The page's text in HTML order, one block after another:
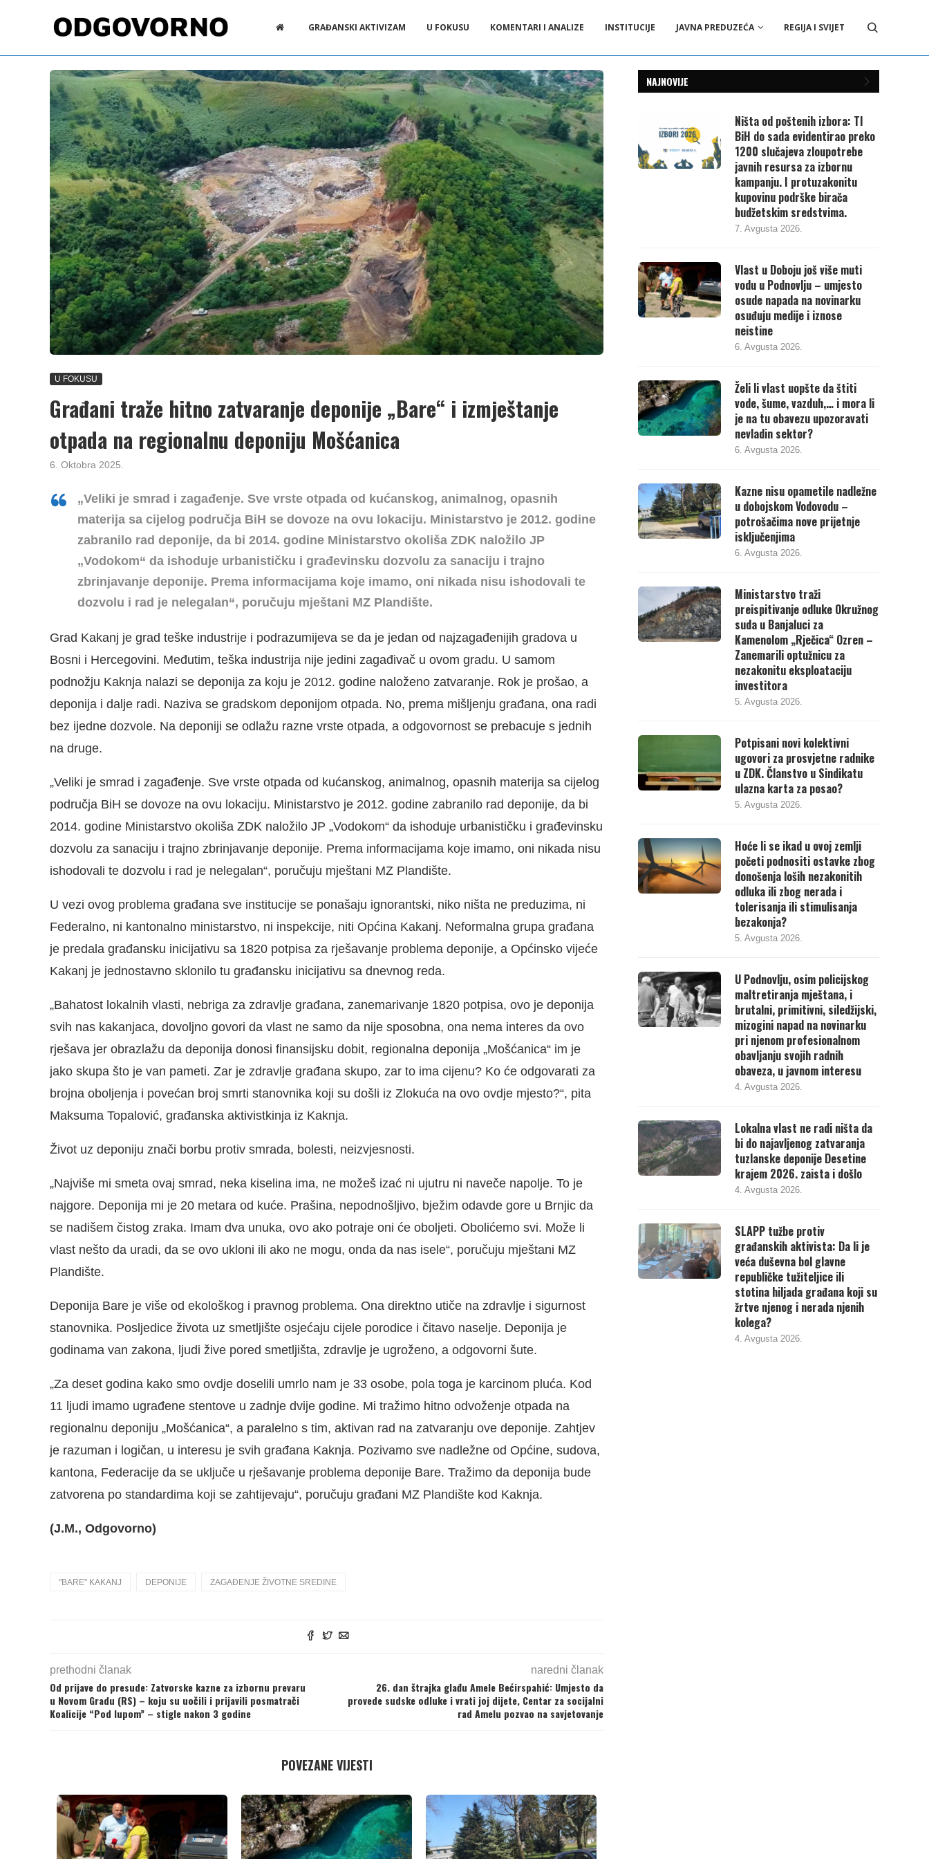
GRAĐANSKI AKTIVIZAM U FOKUSU KOMENTARI I ANALIZE INSTITUCIJE JAVNA PREDUZEĆA REGIJA I SVIJET
U FOKUSU
Građani traže hitno zatvaranje deponije „Bare“ i izmještanje
otpada na regionalnu deponiju Mošćanica
6. Oktobra 2025.
„Veliki je smrad i zagađenje. Sve vrste otpada od kućanskog, animalnog, opasnih
materija sa cijelog područja BiH se dovoze na ovu lokaciju. Ministarstvo je 2012. godine
zabranilo rad deponije, da bi 2014. godine Ministarstvo okoliša ZDK naložilo JP
„Vodokom“ da ishoduje urbanističku i građevinsku dozvolu za sanaciju i trajno
zbrinjavanje deponije. Prema informacijama koje imamo, oni nikada nisu ishodovali te
dozvolu i rad je nelegalan“, poručuju mještani MZ Plandište.
Grad Kakanj je grad teške industrije i podrazumijeva se da je jedan od najzagađenijih gradova u
Bosni i Hercegovini. Međutim, teška industrija nije jedini zagađivač u ovom gradu. U samom
podnožju Kaknja nalazi se deponija za koju je 2012. godine naloženo zatvaranje. Rok je prošao, a
deponija i dalje radi. Naziva se gradskom deponijom otpada. No, prema mišljenju građana, ona radi
bez ijedne dozvole. Na deponiji se odlažu razne vrste otpada, a odgovornost se prebacuje s jednih
na druge.
„Veliki je smrad i zagađenje. Sve vrste otpada od kućanskog, animalnog, opasnih materija sa cijelog
područja BiH se dovoze na ovu lokaciju. Ministarstvo je 2012. godine zabranilo rad deponije, da bi
2014. godine Ministarstvo okoliša ZDK naložilo JP „Vodokom“ da ishoduje urbanističku i građevinsku
dozvolu za sanaciju i trajno zbrinjavanje deponije. Prema informacijama koje imamo, oni nikada nisu
ishodovali te dozvolu i rad je nelegalan“, poručuju mještani MZ Plandište.
U vezi ovog problema građana sve institucije se ponašaju ignorantski, niko ništa ne preduzima, ni
Federalno, ni kantonalno ministarstvo, ni inspekcije, niti Općina Kakanj. Neformalna grupa građana
je predala građansku inicijativu sa 1820 potpisa za rješavanje problema deponije, a Općinsko vijeće
Kakanj je jednostavno sklonilo tu građansku inicijativu sa dnevnog reda.
„Bahatost lokalnih vlasti, nebriga za zdravlje građana, zanemarivanje 1820 potpisa, ovo je deponija
svih nas kakanjaca, dovoljno govori da vlast ne samo da nije sposobna, ona nema interes da ovo
rješava jer obrazlažu da deponija donosi finansijsku dobit, regionalna deponija „Mošćanica“ im je
jako skupa što je van pameti. Zar je zdravlje građana skupo, zar to ima cijenu? Ko će odgovarati za
brojna oboljenja i povećan broj smrti stanovnika koji su došli iz Zlokuća na ovo ovdje mjesto?“, pita
Maksuma Topalović, građanska aktivistkinja iz Kaknja.
Život uz deponiju znači borbu protiv smrada, bolesti, neizvjesnosti.
„Najviše mi smeta ovaj smrad, neka kiselina ima, ne možeš izać ni ujutru ni naveče napolje. To je
najgore. Deponija mi je 20 metara od kuće. Prašina, nepodnošljivo, bježim odavde gore u Brnjic da
se nadišem čistog zraka. Imam dva unuka, ovo ako potraje oni će oboljeti. Obolićemo svi. Može li
vlast nešto da uradi, da se ovo ukloni ili ako ne mogu, onda da nas isele“, poručuju mještani MZ
Plandište.
Deponija Bare je više od ekološkog i pravnog problema. Ona direktno utiče na zdravlje i sigurnost
stanovnika. Posljedice života uz smetljište osjećaju cijele porodice i čitavo naselje. Deponija je
godinama van zakona, ljudi žive pored smetljišta, zdravlje je ugroženo, a odgovorni šute.
„Za deset godina kako smo ovdje doselili umrlo nam je 33 osobe, pola toga je karcinom pluća. Kod
11 ljudi imamo ugrađene stentove u zadnje dvije godine. Mi tražimo hitno odvoženje otpada na
regionalnu deponiju „Mošćanica“, a paralelno s tim, aktivan rad na zatvaranju ove deponije. Zahtjev
je razuman i logičan, u interesu je svih građana Kaknja. Pozivamo sve nadležne od Općine, sudova,
kantona, Federacije da se uključe u rješavanje problema deponije Bare. Tražimo da deponija bude
zatvorena po standardima koji se zahtijevaju“, poručuju građani MZ Plandište kod Kaknja.
(J.M., Odgovorno)
"BARE" KAKANJ DEPONIJE ZAGAĐENJE ŽIVOTNE SREDINE
prethodni članak
Od prijave do presude: Zatvorske kazne za izbornu prevaru
u Novom Gradu (RS) – koju su uočili i prijavili posmatrači
Koalicije “Pod lupom” – stigle nakon 3 godine
naredni članak
26. dan štrajka glađu Amele Bećirspahić: Umjesto da
provede sudske odluke i vrati joj dijete, Centar za socijalni
rad Amelu pozvao na savjetovanje
POVEZANE VIJESTI
NAJNOVIJE
Ništa od poštenih izbora: TI
BiH do sada evidentirao preko
1200 slučajeva zloupotrebe
javnih resursa za izbornu
kampanju. I protuzakonitu
kupovinu podrške birača
budžetskim sredstvima.
7. Avgusta 2026.
Vlast u Doboju još više muti
vodu u Podnovlju – umjesto
osude napada na novinarku
osuđuju medije i iznose
neistine
6. Avgusta 2026.
Želi li vlast uopšte da štiti
vode, šume, vazduh,… i mora li
je na tu obavezu upozoravati
nevladin sektor?
6. Avgusta 2026.
Kazne nisu opametile nadležne
u dobojskom Vodovodu –
potrošačima nove prijetnje
isključenjima
6. Avgusta 2026.
Ministarstvo traži
preispitivanje odluke Okružnog
suda u Banjaluci za
Kamenolom „Rječica“ Ozren –
Zanemarili optužnicu za
nezakonitu eksploataciju
investitora
5. Avgusta 2026.
Potpisani novi kolektivni
ugovori za prosvjetne radnike
u ZDK. Članstvo u Sindikatu
ulazna karta za posao?
5. Avgusta 2026.
Hoće li se ikad u ovoj zemlji
početi podnositi ostavke zbog
donošenja loših nezakonitih
odluka ili zbog nerada i
tolerisanja ili stimulisanja
bezakonja?
5. Avgusta 2026.
U Podnovlju, osim policijskog
maltretiranja mještana, i
brutalni, primitivni, siledžijski,
mizogini napad na novinarku
pri njenom profesionalnom
obavljanju svojih radnih
obaveza, u javnom interesu
4. Avgusta 2026.
Lokalna vlast ne radi ništa da
bi do najavljenog zatvaranja
tuzlanske deponije Desetine
krajem 2026. zaista i došlo
4. Avgusta 2026.
SLAPP tužbe protiv
građanskih aktivista: Da li je
veća duševna bol glavne
republičke tužiteljice ili
stotina hiljada građana koji su
žrtve njenog i nerada njenih
kolega?
4. Avgusta 2026.